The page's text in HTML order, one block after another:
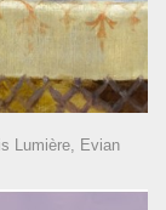
Lumière, Evian